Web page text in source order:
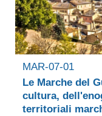
MAR-07-01
Le Marche del
cultura,
territoriali